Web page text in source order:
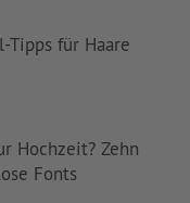
Tipps für Haare
Hochzeit? Zehn
Fonts